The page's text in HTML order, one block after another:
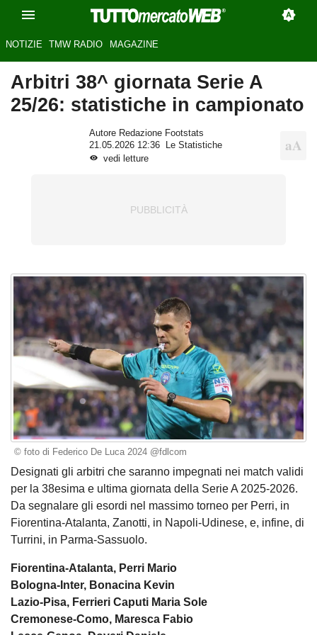
NOTIZIE TMW RADIO MAGAZINE
Arbitri 38^ giornata Serie A
25/26: statistiche in campionato
Autore Redazione Footstats
21.05.2026 12:36
Le Statistiche
vedi letture
© foto di Federico De Luca 2024 @fdlcom
Designati gli arbitri che saranno impegnati nei match validi
per la 38esima e ultima giornata della Serie A 2025-2026.
Da segnalare gli esordi nel massimo torneo per Perri, in
Fiorentina-Atalanta, Zanotti, in Napoli-Udinese, e, infine, di
Turrini, in Parma-Sassuolo.
Fiorentina-Atalanta, Perri Mario
Bologna-Inter, Bonacina Kevin
Lazio-Pisa, Ferrieri Caputi Maria Sole
Cremonese-Como, Maresca Fabio